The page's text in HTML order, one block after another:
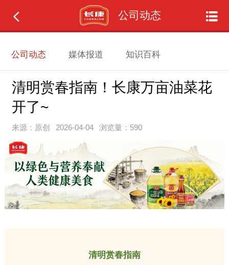
公司动态
公司动态 媒体报道 知识百科
清明赏春指南！长康万亩油菜花
开了~
来源：原创 2026-04-04 浏览量：590
清明赏春指南